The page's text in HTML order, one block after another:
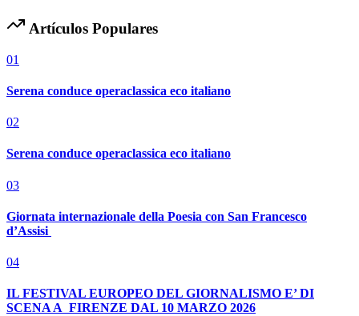
Artículos Populares
01
Serena conduce operaclassica eco italiano
02
Serena conduce operaclassica eco italiano
03
Giornata internazionale della Poesia con San Francesco
d’Assisi
04
IL FESTIVAL EUROPEO DEL GIORNALISMO E’ DI
SCENA A FIRENZE DAL 10 MARZO 2026